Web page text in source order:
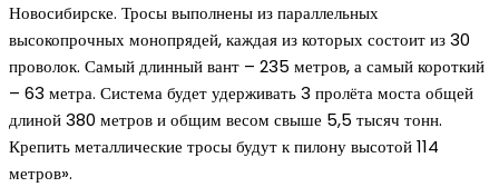
Новосибирске. Тросы выполнены из параллельных
высокопрочных монопрядей, каждая из которых состоит из 30
проволок. Самый длинный вант – 235 метров, а самый короткий
– 63 метра. Система будет удерживать 3 пролёта моста общей
длиной 380 метров и общим весом свыше 5,5 тысяч тонн.
Крепить металлические тросы будут к пилону высотой 114
метров».